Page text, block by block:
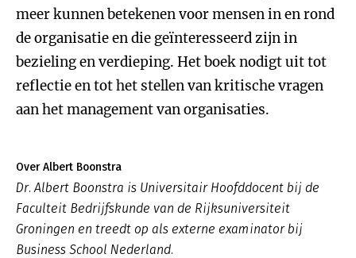
meer kunnen betekenen voor mensen in en rond
de organisatie en die geïnteresseerd zijn in
bezieling en verdieping. Het boek nodigt uit tot
reflectie en tot het stellen van kritische vragen
aan het management van organisaties.
Over Albert Boonstra
Dr. Albert Boonstra is Universitair Hoofddocent bij de
Faculteit Bedrijfskunde van de Rijksuniversiteit
Groningen en treedt op als externe examinator bij
Business School Nederland.